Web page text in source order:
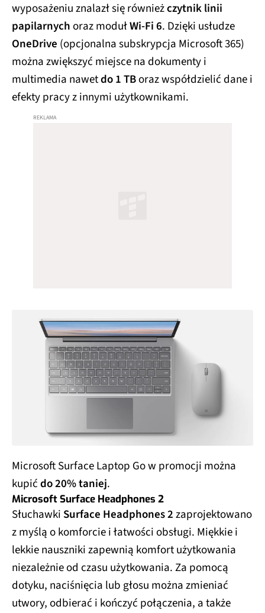
wyposażeniu znalazł się równieżczytnik linii
papilarnychoraz modułWi-Fi 6. Dzięki usłudze
OneDrive (opcjonalna subskrypcja Microsoft 365)
można zwiększyć miejsce na dokumenty i
multimedia nawetdo 1 TBoraz współdzielić dane i
efekty pracy z innymi użytkownikami.
Microsoft Surface Laptop Go w promocji można
kupićdo 20% taniej.
Microsoft Surface Headphones 2
Słuchawki Surface Headphones 2zaprojektowano
z myślą o komforcie i łatwości obsługi. Miękkie i
lekkie nauszniki zapewnią komfort użytkowania
niezależnie od czasu użytkowania. Za pomocą
dotyku, naciśnięcia lub głosu można zmieniać
utwory, odbierać i kończyć połączenia, a także